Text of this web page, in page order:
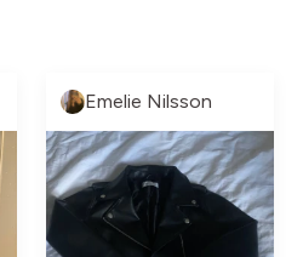
Emelie Nilsson